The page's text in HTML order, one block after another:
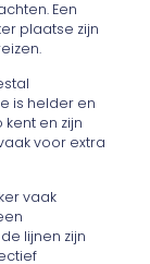
Een
plaatse zijn
is helder en
en zijn
voor extra
vaak
lijnen zijn